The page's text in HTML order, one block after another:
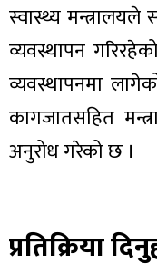
स्वास्थ्य
व्यवस्थापन
व्यवस्थापनमा
कागजातसहित
अनुरोध गरेको छ ।
प्रतिक्रिया